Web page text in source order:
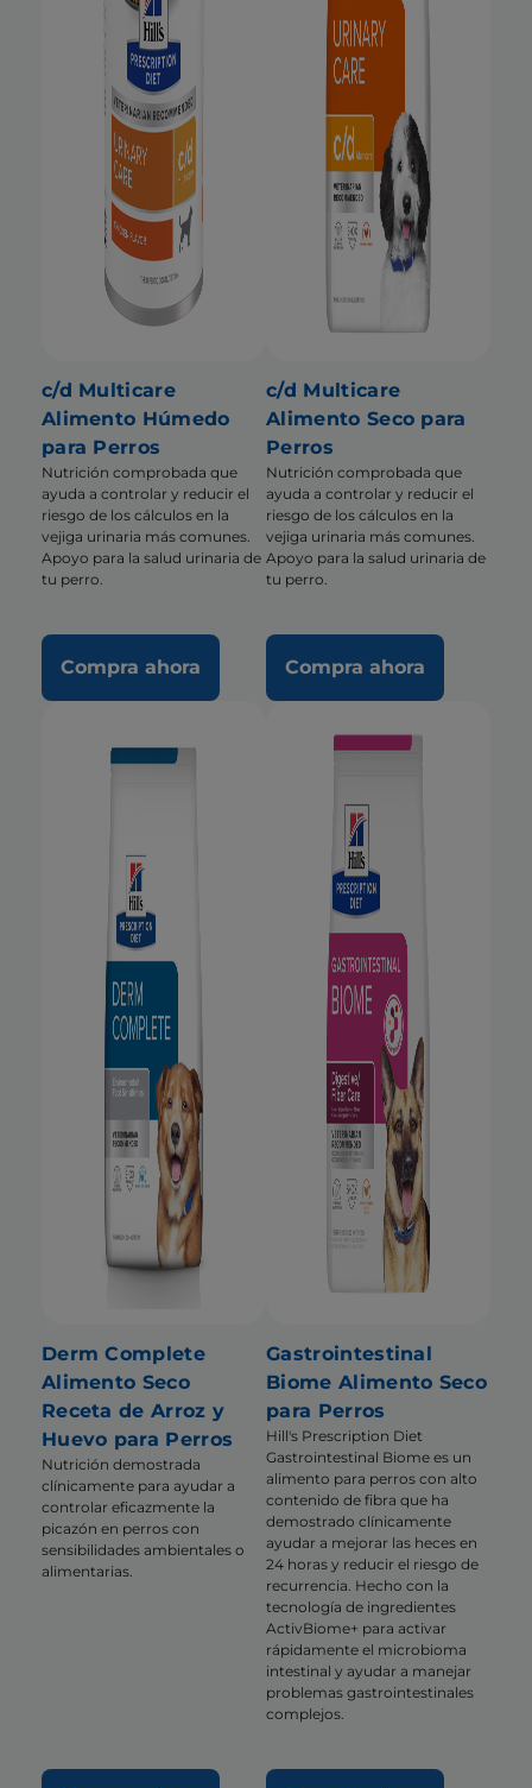
c/d Multicare
Alimento Húmedo
para Perros
Nutrición comprobada que
ayuda a controlar y reducir el
riesgo de los cálculos en la
vejiga urinaria más comunes.
Apoyo para la salud urinaria de
tu perro.
Compra ahora
c/d Multicare
Alimento Seco para
Perros
Nutrición comprobada que
ayuda a controlar y reducir el
riesgo de los cálculos en la
vejiga urinaria más comunes.
Apoyo para la salud urinaria de
tu perro.
Compra ahora
Derm Complete
Alimento Seco
Receta de Arroz y
Huevo para Perros
Nutrición demostrada
clínicamente para ayudar a
controlar eficazmente la
picazón en perros con
sensibilidades ambientales o
alimentarias.
Gastrointestinal
Biome Alimento Seco
para Perros
Hill's Prescription Diet
Gastrointestinal Biome es un
alimento para perros con alto
contenido de fibra que ha
demostrado clínicamente
ayudar a mejorar las heces en
24 horas y reducir el riesgo de
recurrencia. Hecho con la
tecnología de ingredientes
ActivBiome+ para activar
rápidamente el microbioma
intestinal y ayudar a manejar
problemas gastrointestinales
complejos.